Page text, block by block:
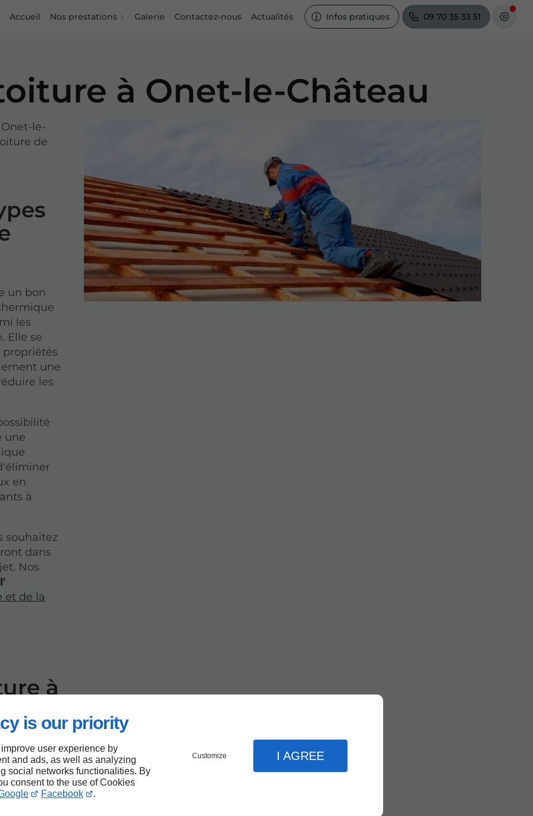
is our priority
user experience by
and ads, as well as analyzing
social networks functionalities. By
consent to the use of Cookies
Facebook .
Customize I AGREE
Accueil Nos prestations Galerie Contactez-nous Actualités Infos pratiques 09 70 35 33 51
à Onet-le-Château
le-
de
un bon
les
Elle se
propriétés
une
les
une
en
à
souhaitez
dans
Nos
l'
et de la
à
sert de